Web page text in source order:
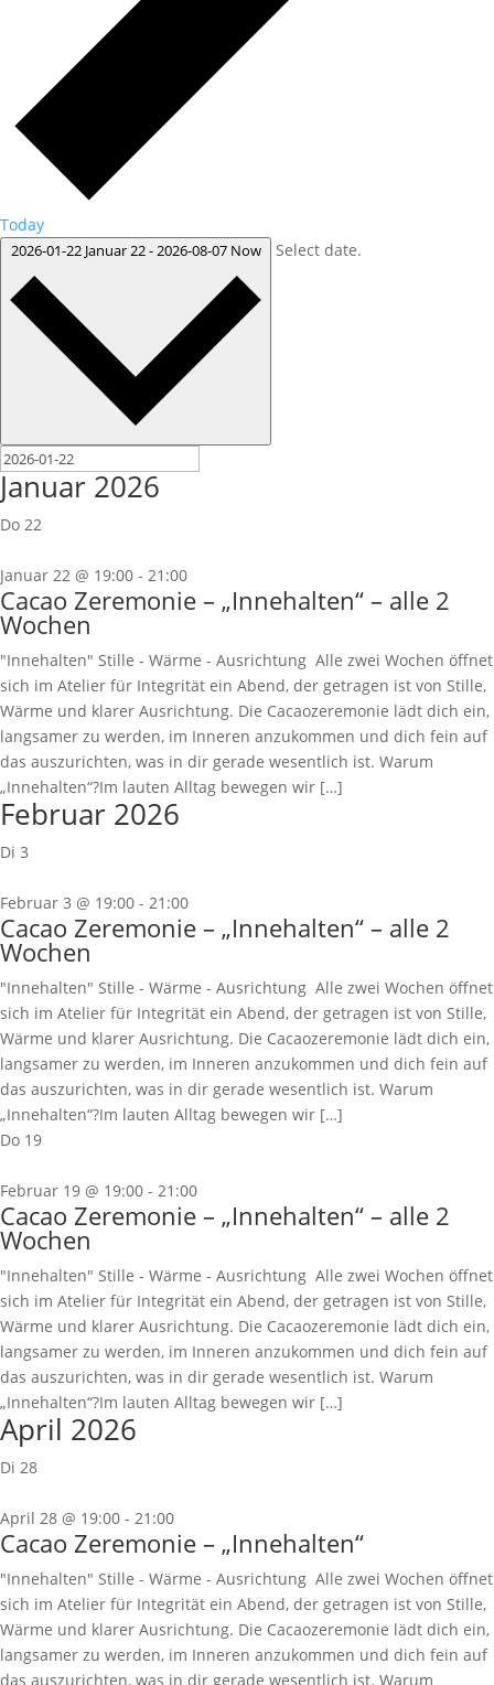
Today
2026-01-22 Januar 22-2026-08-07 Now Select date.
Januar 2026
Do 22
Januar 22 @ 19:00 - 21:00
Cacao Zeremonie – „Innehalten“ – alle 2
Wochen
"Innehalten" Stille - Wärme - Ausrichtung Alle zwei Wochen öffnet
sich im Atelier für Integrität ein Abend, der getragen ist von Stille,
Wärme und klarer Ausrichtung. Die Cacaozeremonie lädt dich ein,
langsamer zu werden, im Inneren anzukommen und dich fein auf
das auszurichten, was in dir gerade wesentlich ist. Warum
„Innehalten“?Im lauten Alltag bewegen wir […]
Februar 2026
Di 3
Februar 3 @ 19:00 - 21:00
Cacao Zeremonie – „Innehalten“ – alle 2
Wochen
"Innehalten" Stille - Wärme - Ausrichtung Alle zwei Wochen öffnet
sich im Atelier für Integrität ein Abend, der getragen ist von Stille,
Wärme und klarer Ausrichtung. Die Cacaozeremonie lädt dich ein,
langsamer zu werden, im Inneren anzukommen und dich fein auf
das auszurichten, was in dir gerade wesentlich ist. Warum
„Innehalten“?Im lauten Alltag bewegen wir […]
Do 19
Februar 19 @ 19:00 - 21:00
Cacao Zeremonie – „Innehalten“ – alle 2
Wochen
"Innehalten" Stille - Wärme - Ausrichtung Alle zwei Wochen öffnet
sich im Atelier für Integrität ein Abend, der getragen ist von Stille,
Wärme und klarer Ausrichtung. Die Cacaozeremonie lädt dich ein,
langsamer zu werden, im Inneren anzukommen und dich fein auf
das auszurichten, was in dir gerade wesentlich ist. Warum
„Innehalten“?Im lauten Alltag bewegen wir […]
April 2026
Di 28
April 28 @ 19:00 - 21:00
Cacao Zeremonie – „Innehalten“
"Innehalten" Stille - Wärme - Ausrichtung Alle zwei Wochen öffnet
sich im Atelier für Integrität ein Abend, der getragen ist von Stille,
Wärme und klarer Ausrichtung. Die Cacaozeremonie lädt dich ein,
langsamer zu werden, im Inneren anzukommen und dich fein auf
das auszurichten, was in dir gerade wesentlich ist. Warum